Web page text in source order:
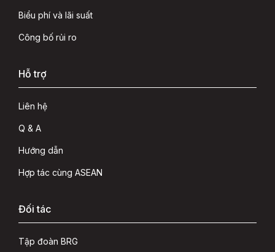
Biểu phí và lãi suất
Công bố rủi ro
Hỗ trợ
Liên hệ
Q & A
Hướng dẫn
Hợp tác cùng ASEAN
Đối tác
Tập đoàn BRG